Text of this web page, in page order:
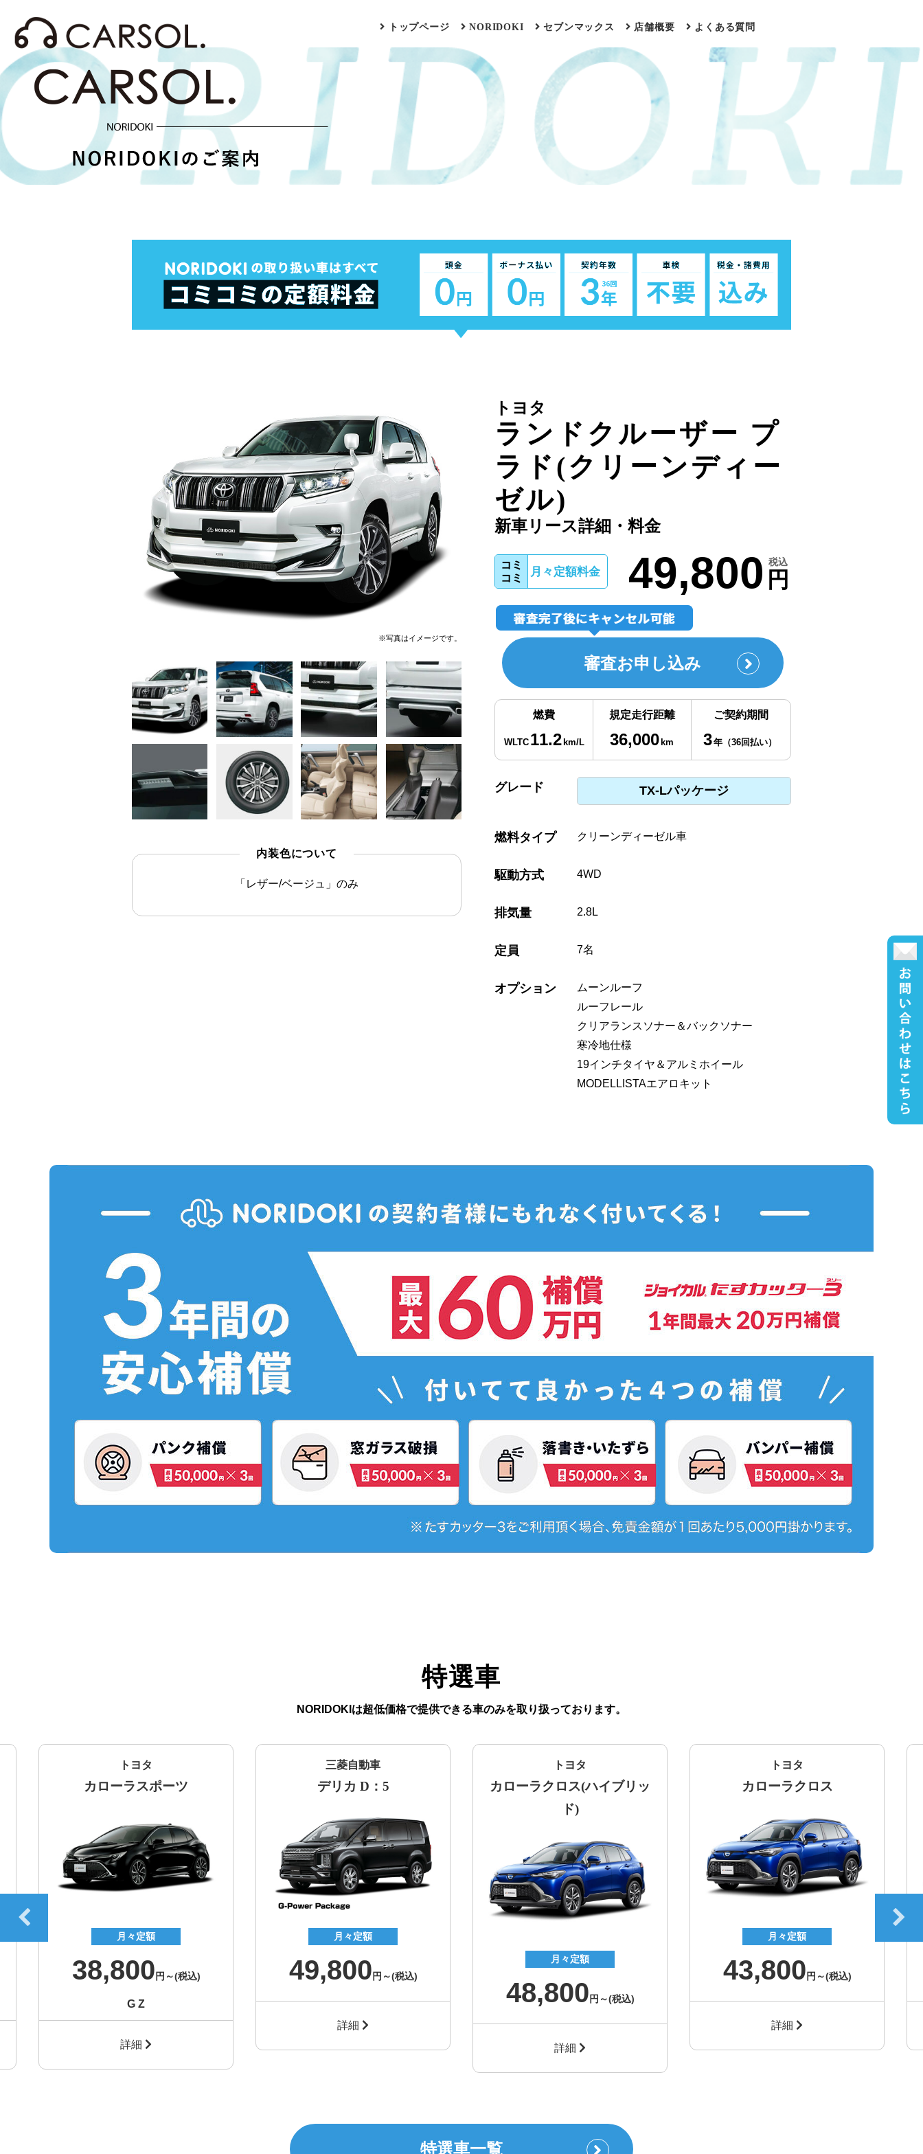
トップページ NORIDOKI セブンマックス 店舗概要 よくある質問
※写真はイメージです。
内装色について
「レザー/ベージュ」のみ
トヨタ
ランドクルーザー プ
ラド(クリーンディー
ゼル)
新車リース詳細・料金
コミ
コミ
月々定額料金 49,800 税込
円
審査お申し込み
燃費
WLTC 11.2 km/L
規定走行距離
36,000 km
ご契約期間
3年（36回払い）
グレード TX-Lパッケージ
燃料タイプ クリーンディーゼル車
駆動方式 4WD
排気量 2.8L
定員 7名
オプション
ムーンルーフ
ルーフレール
クリアランスソナー＆バックソナー
寒冷地仕様
19インチタイヤ＆アルミホイール
MODELLISTAエアロキット
特選車
NORIDOKIは超低価格で提供できる車のみを取り扱っております。
トヨタ
カローラスポーツ
月々定額
38,800円～(税込)
G Z
詳細
三菱自動車
デリカ D：5
月々定額
49,800円～(税込)
詳細
トヨタ
カローラクロス(ハイブリッ
ド)
月々定額
48,800円～(税込)
詳細
トヨタ
カローラクロス
月々定額
43,800円～(税込)
詳細
特選車一覧